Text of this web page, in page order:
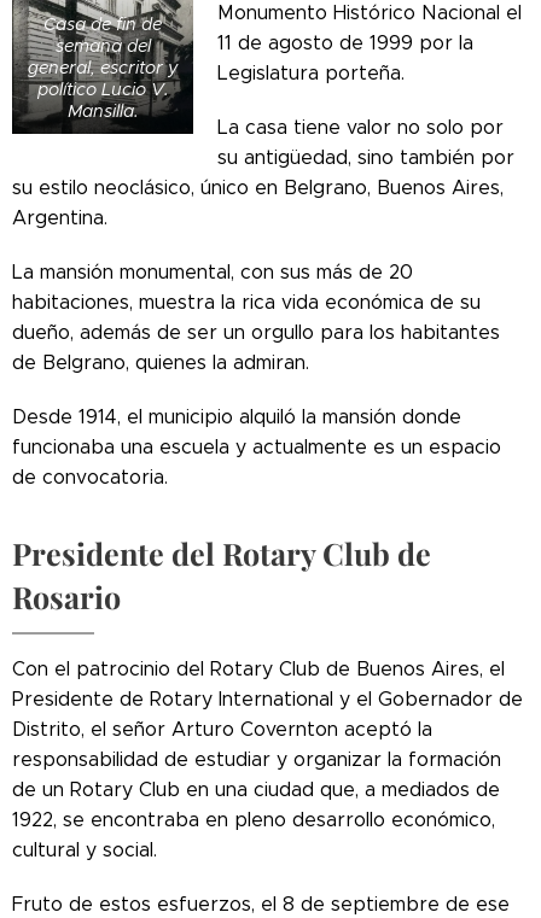
Casa de fin de
semana del
general, escritor y
político Lucio V.
Mansilla.
Monumento Histórico Nacional el
11 de agosto de 1999 por la
Legislatura porteña.
La casa tiene valor no solo por
su antigüedad, sino también por
su estilo neoclásico, único en Belgrano, Buenos Aires,
Argentina.
La mansión monumental, con sus más de 20
habitaciones, muestra la rica vida económica de su
dueño, además de ser un orgullo para los habitantes
de Belgrano, quienes la admiran.
Desde 1914, el municipio alquiló la mansión donde
funcionaba una escuela y actualmente es un espacio
de convocatoria.
Presidente del Rotary Club de
Rosario
Con el patrocinio del Rotary Club de Buenos Aires, el
Presidente de Rotary International y el Gobernador de
Distrito, el señor Arturo Covernton aceptó la
responsabilidad de estudiar y organizar la formación
de un Rotary Club en una ciudad que, a mediados de
1922, se encontraba en pleno desarrollo económico,
cultural y social.
Fruto de estos esfuerzos, el 8 de septiembre de ese